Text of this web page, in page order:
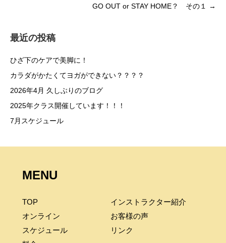
GO OUT or STAY HOME？ その１ →
最近の投稿
ひざ下のケアで美脚に！
カラダがかたくてヨガができない？？？？
2026年4月 久しぶりのブログ
2025年クラス開催しています！！！
7月スケジュール
MENU
TOP
オンライン
スケジュール
インストラクター紹介
お客様の声
リンク